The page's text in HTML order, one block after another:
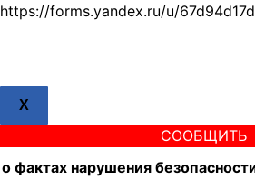
https://forms.yandex.ru/u/
X
СООБЩИТЬ
о фактах нарушения